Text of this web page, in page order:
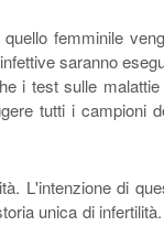
femminile
saranno
i test sulle
tutti i campioni
L'intenzione di
unica di